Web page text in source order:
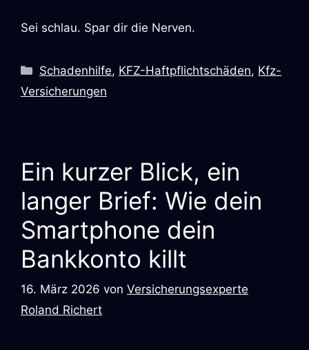
Sei schlau. Spar dir die Nerven.
Schadenhilfe, KFZ-Haftpflichtschäden, Kfz-
Versicherungen
Ein kurzer Blick, ein
langer Brief: Wie dein
Smartphone dein
Bankkonto killt
16. März 2026 von Versicherungsexperte
Roland Richert